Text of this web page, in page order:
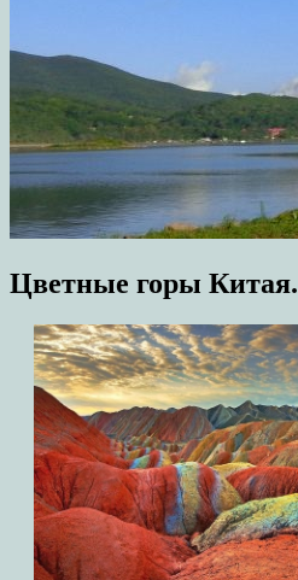
Цветные горы Китая.